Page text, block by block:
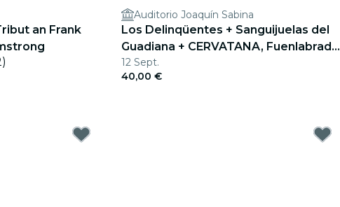
an Frank
Auditorio Joaquín Sabina
Los Delinqüentes + Sanguijuelas del
Guadiana + CERVATANA, Fuenlabrada
2026
12 Sept.
40,00 €